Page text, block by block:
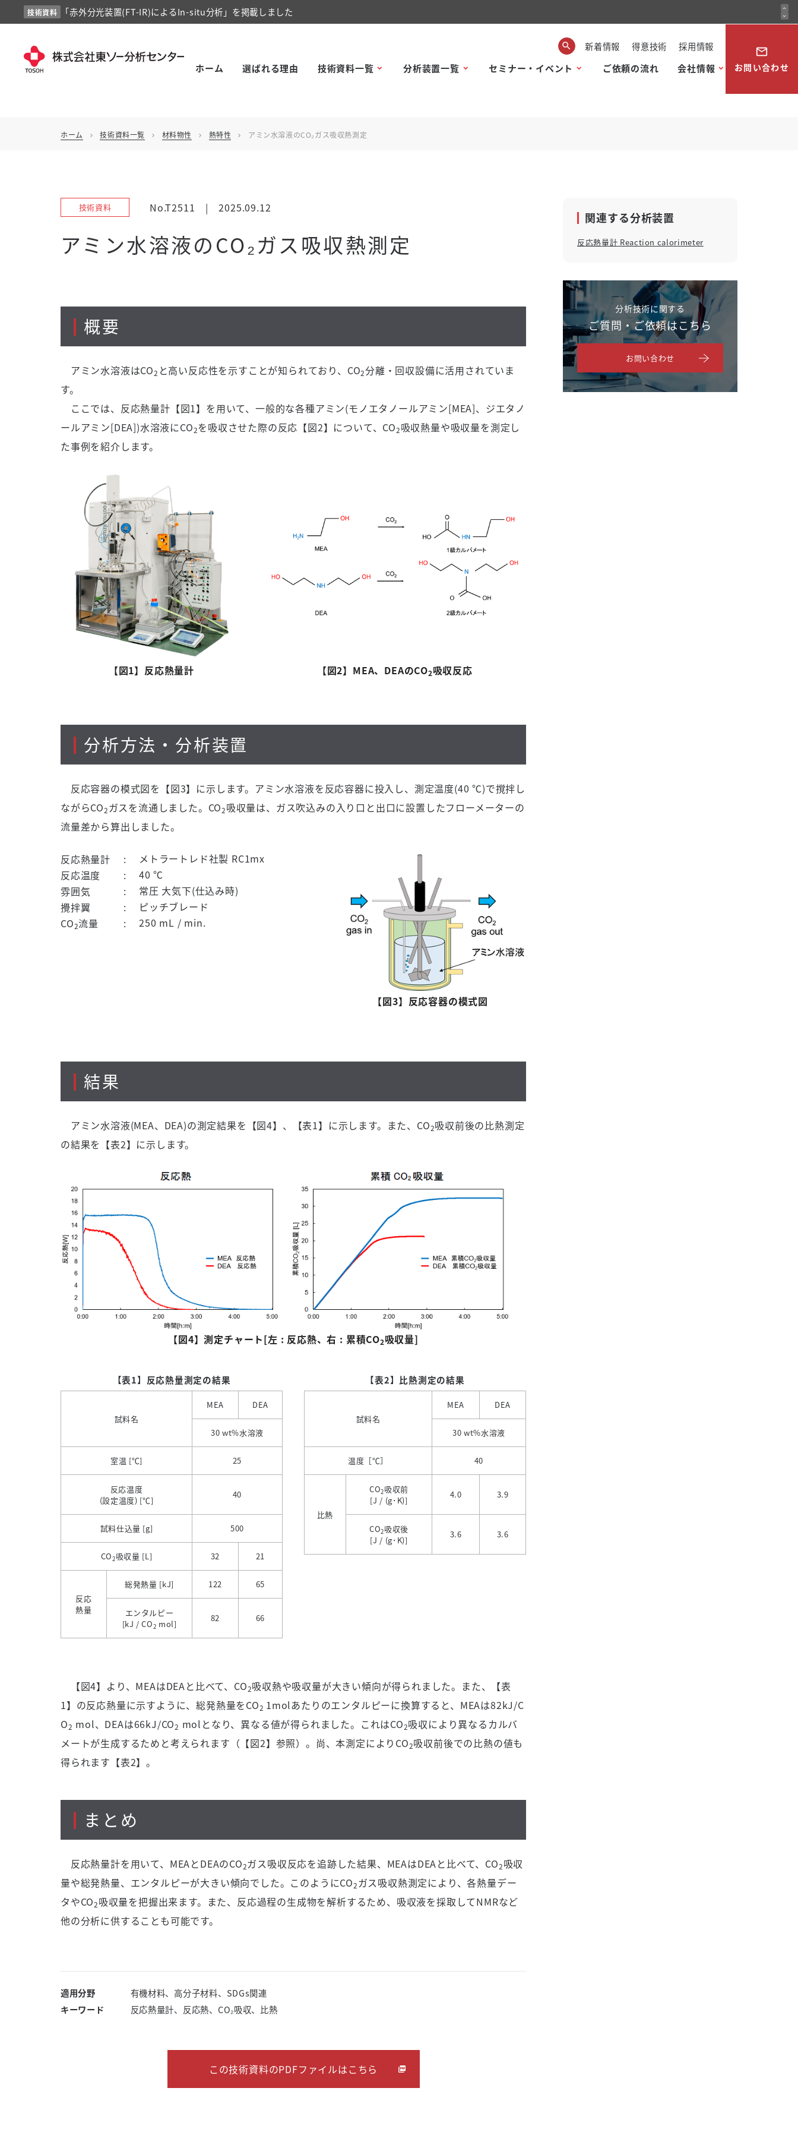
技術資料 「赤外分光装置(FT-IR)によるIn-situ分析」を掲載しました
expand_less
expand_more
新着情報 得意技術
採用情報
ホーム
選ばれる理由 技術資料一覧 分析装置一覧 セミナー・イベント ご依頼の流れ 会社情報
mail_outline
お問い合わせ
ホーム chevron_right 技術資料一覧 chevron_right 材料物性 chevron_right 熱特性 chevron_right アミン水溶液のCO₂ガス吸収熱測定
技術資料 No.T2511 | 2025.09.12
アミン水溶液のCO₂ガス吸収熱測定
概要
アミン水溶液はCO2 と高い反応性を示すことが知られており、 CO2分離・回収設備に活用されていま
す。
ここでは、反応熱量計【図1】を用いて、一般的な各種アミン(モノエタノールアミン[MEA]、ジエタノ
ールアミン[DEA])水溶液にCO2を吸収させた際の反応【図2】について、 CO2吸収熱量や吸収量を測定し
た事例を紹介します。
【図1】反応熱量計 【図2】 MEA、 DEAのCO2吸収反応
分析方法・分析装置
反応容器の模式図を【図3】に示します。アミン水溶液を反応容器に投入し、測定温度(40℃)で撹拌し
ながらCO2ガスを流通しました。 CO2吸収量は、ガス吹込みの入り口と出口に設置したフローメーターの
流量差から算出しました。
反応熱量計 メトラートレド社製 RC1mx
反応温度
40 ℃
雰囲気
常圧 大気下(仕込み時)
攪拌翼
ピッチブレード
CO2流量 250 mL / min.
【図3】反応容器の模式図
結果
アミン水溶液(MEA、 DEA)の測定結果を【図4】、【表1】に示します。また、 CO2吸収前後の比熱測定
の結果を【表2】に示します。
【図4】測定チャート[左 : 反応熱、右 : 累積CO2吸収量]
【表1】反応熱量測定の結果
試料名
MEA DEA
30 wt%水溶液
室温 [℃] 25
反応温度
(設定温度) [℃]
40
試料仕込量 [g] 500
CO2吸収量 [L] 32 21
反応
熱量
総発熱量 [kJ] 122 65
エンタルピー
[kJ / CO2 mol]
82 66
【表2】比熱測定の結果
試料名
MEA DEA
30 wt%水溶液
温度［℃］ 40
比熱
CO2吸収前
[J / (g･ K)]
4.0 3.9
CO2吸収後
[J / (g･ K)]
3.6 3.6
【図4】より、 MEAはDEAと比べて、 CO2吸収熱や吸収量が大きい傾向が得られました。また、【表
1】の反応熱量に示すように、総発熱量をCO2 1molあたりのエンタルピーに換算すると、 MEAは82kJ/C
O2 mol、 DEAは66kJ/CO2 molとなり、異なる値が得られました。これはCO2吸収により異なるカルバ
メートが生成するためと考えられます（【図2】参照）。尚、本測定により CO2吸収前後での比熱の値も
得られます【表2】。
まとめ
反応熱量計を用いて、 MEAとDEAのCO2ガス吸収反応を追跡した結果、 MEAはDEAと比べて、 CO2吸収
量や総発熱量、エンタルピーが大きい傾向でした。このようにCO2ガス吸収熱測定により、各熱量デー
タやCO2吸収量を把握出来ます。また、反応過程の生成物を解析するため、吸収液を採取してNMRなど
他の分析に供することも可能です。
適用分野
有機材料、高分子材料、SDGs関連
キーワード
反応熱量計、反応熱、CO₂吸収、比熱
この技術資料のPDFファイルはこちら
関連する分析装置
反応熱量計 Reaction calorimeter
分析技術に関する
ご質問・ご依頼はこちら
お問い合わせ